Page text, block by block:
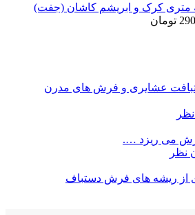
کرک و ابریشم کاشان (جفت)
تومان
عشایری و فرش های مدرن
می ریزد ….
نظر
از ریشه های فرش دستباف